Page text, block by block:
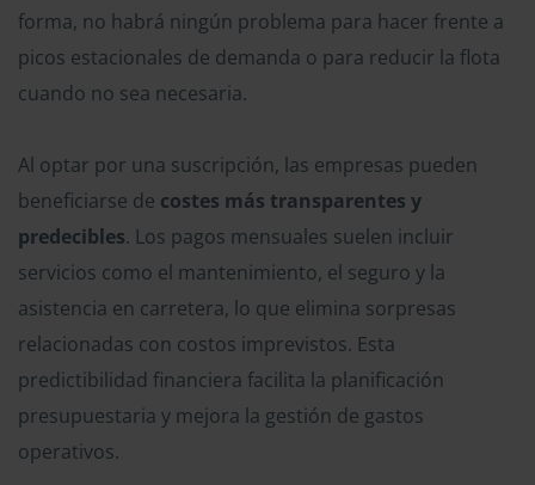
forma, no habrá ningún problema para hacer frente a
picos estacionales de demanda o para reducir la flota
cuando no sea necesaria.
Al optar por una suscripción, las empresas pueden
beneficiarse de costes más transparentes y
predecibles. Los pagos mensuales suelen incluir
servicios como el mantenimiento, el seguro y la
asistencia en carretera, lo que elimina sorpresas
relacionadas con costos imprevistos. Esta
predictibilidad financiera facilita la planificación
presupuestaria y mejora la gestión de gastos
operativos.